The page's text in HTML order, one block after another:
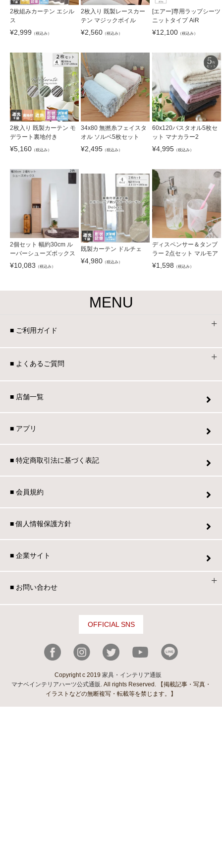
2枚組みカーテン エシル
ス
¥2,999 （税込み）
2枚入り 既製レースカー
テン マジックボイル
¥2,560 （税込み）
[エアー]専用ラップシーツ
ニットタイプ AiR
¥12,100（税込み）
2枚入り 既製カーテン モ
デラート裏地付き
¥5,160 （税込み）
34x80 無撚糸フェイスタ
オル ソルベ5枚セット
¥2,495 （税込み）
60x120バスタオル5枚セ
ット マナカラー2
¥4,995（税込み）
2個セット 幅約30cm ル
ーバーシューズボックス
¥10,083 （税込み）
既製カーテン ドルチェ
¥4,980 （税込み）
ディスペンサー＆タンブ
ラー 2点セット マルモア
¥1,598 （税込み）
MENU
■ ご利用ガイド
■ よくあるご質問
■ 店舗一覧
■ アプリ
■ 特定商取引法に基づく表記
■ 会員規約
■ 個人情報保護方針
■ 企業サイト
■ お問い合わせ
OFFICIAL SNS
Copyright c 2019 家具・インテリア通販
マナベインテリアハーツ公式通販 . All rights Reserved. 【掲載記事・写真・
イラストなどの無断複写・転載等を禁じます。】